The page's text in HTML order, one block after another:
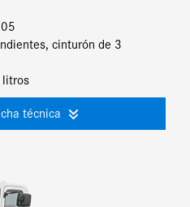
cinturón de 3
litros
técnica